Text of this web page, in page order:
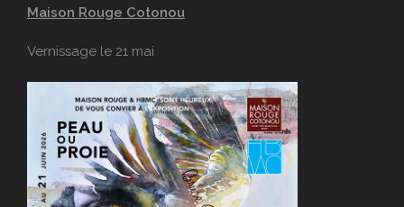
Maison Rouge Cotonou
Vernissage le 21 mai